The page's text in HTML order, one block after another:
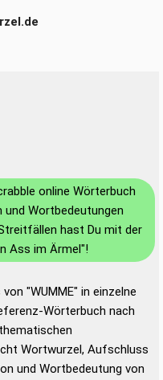
online Wörterbuch
und Wortbedeutungen
hast Du mit der
Ass im Ärmel"!
"WUMME" in einzelne
Wörterbuch nach
Wortwurzel, Aufschluss
und Wortbedeutung von